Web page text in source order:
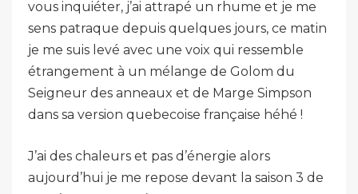
vous inquiéter, j’ai attrapé un rhume et je me
sens patraque depuis quelques jours, ce matin
je me suis levé avec une voix qui ressemble
étrangement à un mélange de Golom du
Seigneur des anneaux et de Marge Simpson
dans sa version quebecoise française héhé !
J’ai des chaleurs et pas d’énergie alors
aujourd’hui je me repose devant la saison 3 de